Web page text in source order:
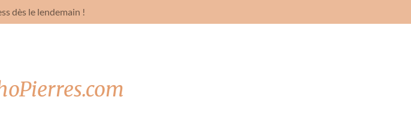
dès le lendemain !